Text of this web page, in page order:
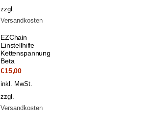
zzgl.
Versandkosten
EZChain
Einstellhilfe
Kettenspannung
Beta
€15,00
inkl. MwSt.
zzgl.
Versandkosten